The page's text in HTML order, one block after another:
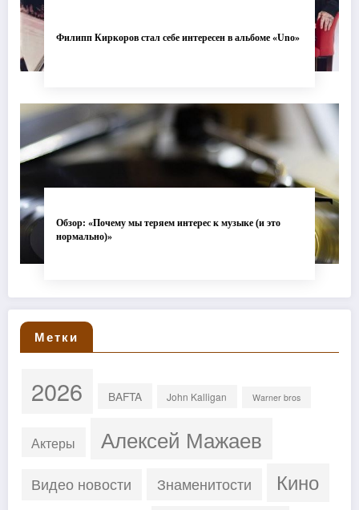
Филипп Киркоров стал себе интересен в альбоме «Uno»
Обзор: «Почему мы теряем интерес к музыке (и это
нормально)»
Метки
2026 BAFTA John Kalligan Warner bros
Актеры Алексей Мажаев
Видео новости Знаменитости Кино